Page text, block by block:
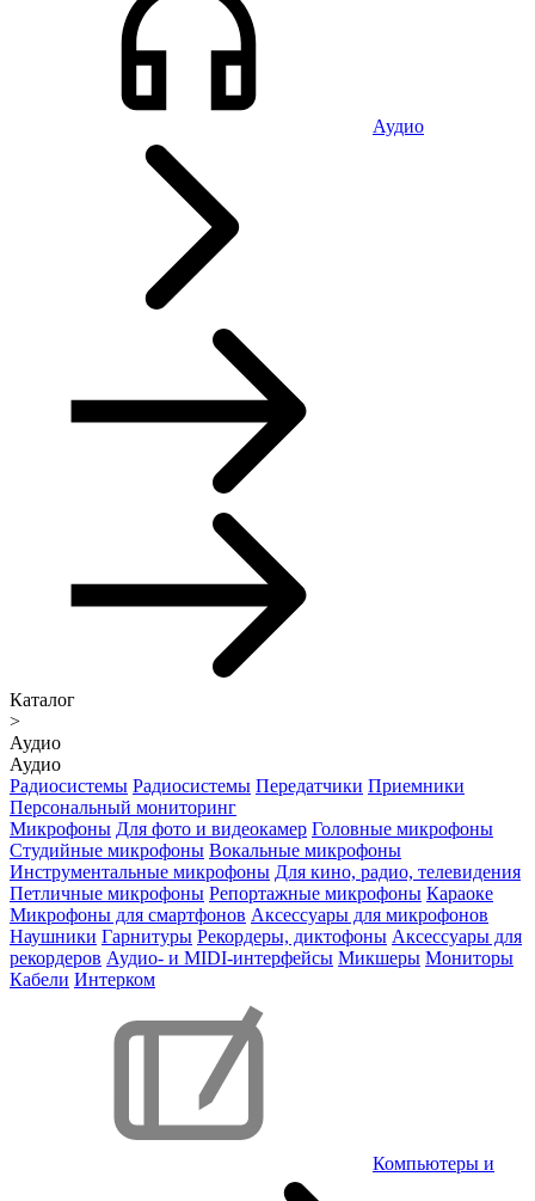
Аудио
Каталог
>
Аудио
Аудио
Радиосистемы Радиосистемы Передатчики Приемники
Персональный мониторинг
Микрофоны Для фото и видеокамер Головные микрофоны
Студийные микрофоны Вокальные микрофоны
Инструментальные микрофоны Для кино, радио, телевидения
Петличные микрофоны Репортажные микрофоны Караоке
Микрофоны для смартфонов Аксессуары для микрофонов
Наушники Гарнитуры Рекордеры, диктофоны Аксессуары для
рекордеров Аудио- и MIDI-интерфейсы Микшеры Мониторы
Кабели Интерком
Компьютеры и